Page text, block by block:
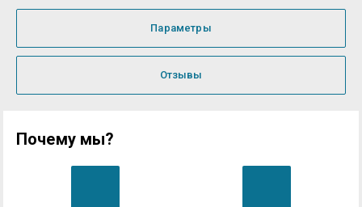
Параметры
Отзывы
Почему мы?